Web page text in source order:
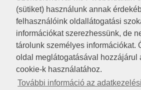
(sütiket) használunk annak
felhasználóink oldallátogatási
információkat szerezhessünk, de
tárolunk személyes információkat.
oldal meglátogatásával hozzájárul
cookie-k használatához.
További információ az adatkezelési
A HONLAP 2017.03.31-I ÁLLAPOTA
JOGI NYILATKOZAT
IMPRESSZUM